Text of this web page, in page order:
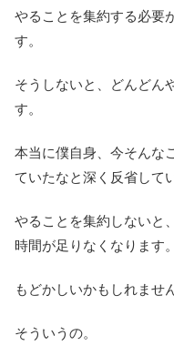
やることを集約する必要
す。
そうしないと、どんどん
す。
本当に僕自身、今そんな
ていたなと深く反省して
やることを集約しないと
時間が足りなくなります。
もどかしいかもしれませ
そういうの。